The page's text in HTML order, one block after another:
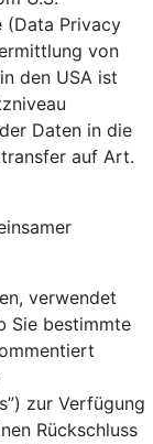
(Data Privacy
von
den USA ist
Daten in die
auf Art.
verwendet
Sie bestimmte
zur Verfügung
Rückschluss